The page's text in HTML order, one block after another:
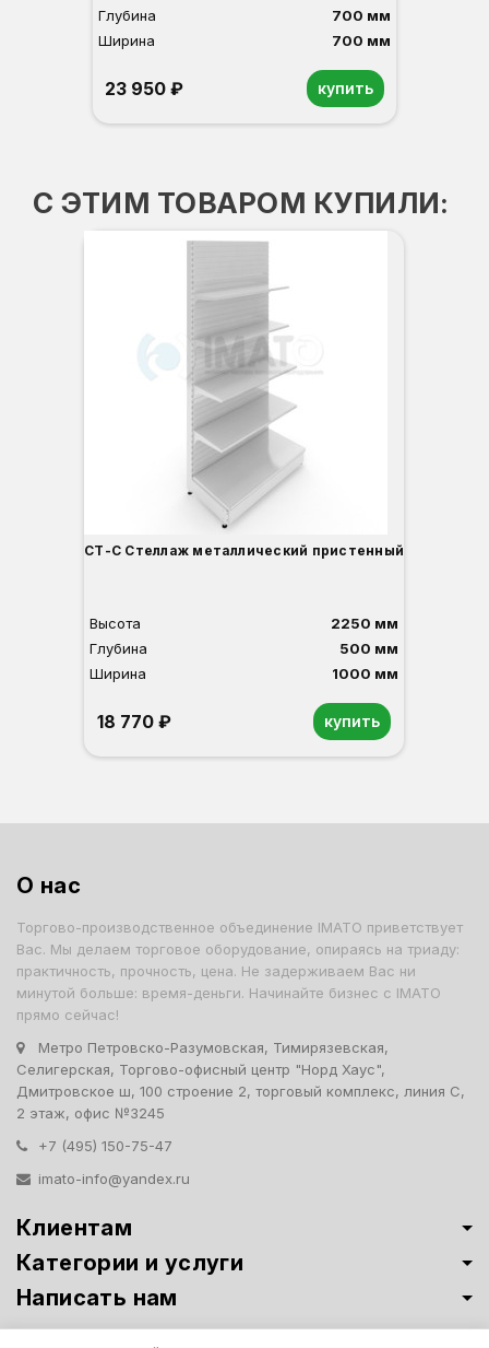
Глубина
700 мм
Ширина
700 мм
23 950 ₽ купить
С ЭТИМ ТОВАРОМ КУПИЛИ:
СТ-С Стеллаж металлический пристенный
Высота
2250 мм
Глубина
500 мм
Ширина
1000 мм
18 770 ₽ купить
О нас
Торгово-производственное объединение IMATO приветствует
Вас. Мы делаем торговое оборудование, опираясь на триаду:
практичность, прочность, цена. Не задерживаем Вас ни
минутой больше: время-деньги. Начинайте бизнес с IMATO
прямо сейчас!
Метро Петровско-Разумовская, Тимирязевская,
Селигерская, Торгово-офисный центр "Норд Хаус",
Дмитровское ш, 100 строение 2, торговый комплекс, линия С,
2 этаж, офис №3245
+7 (495) 150-75-47
imato-info@yandex.ru
Клиентам
Категории и услуги
Написать нам